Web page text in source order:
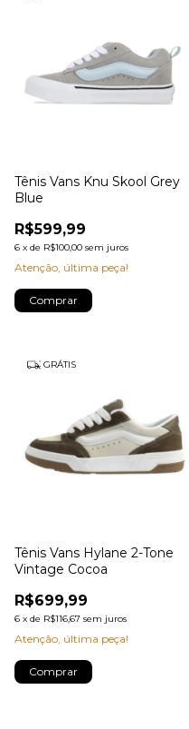
Tênis Vans Knu Skool Grey
Blue
R$599,99
6 x de R$100,00 sem juros
Atenção, última peça!
Comprar
GRÁTIS
Tênis Vans Hylane 2-Tone
Vintage Cocoa
R$699,99
6 x de R$116,67 sem juros
Atenção, última peça!
Comprar